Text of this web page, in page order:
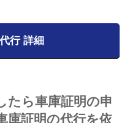
行 詳細
たら車庫証明の申
庫証明の代行を依